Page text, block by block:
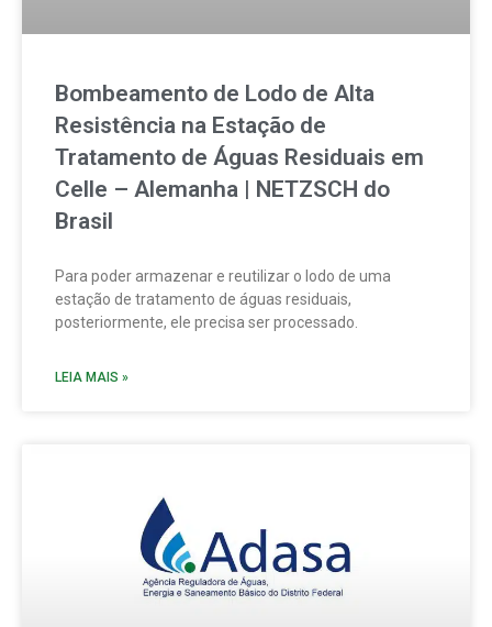
Bombeamento de Lodo de Alta
Resistência na Estação de
Tratamento de Águas Residuais em
Celle – Alemanha | NETZSCH do
Brasil
Para poder armazenar e reutilizar o lodo de uma
estação de tratamento de águas residuais,
posteriormente, ele precisa ser processado.
LEIA MAIS »